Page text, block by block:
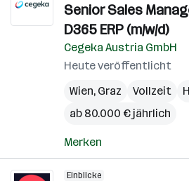
Senior Sales
D365 ERP (m/w/d)
Cegeka Austria GmbH
Heute veröffentlicht
Wien, Graz Vollzeit
ab 80.000 € jährlich
Merken
Einblicke